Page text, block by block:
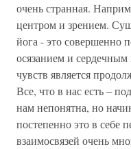
очень странная.
центром и зрением.
йога - это совершенно
осязанием и
чувств является
Все, что в нас есть –
нам непонятна, но
постепенно это в себе
взаимосвязей очень